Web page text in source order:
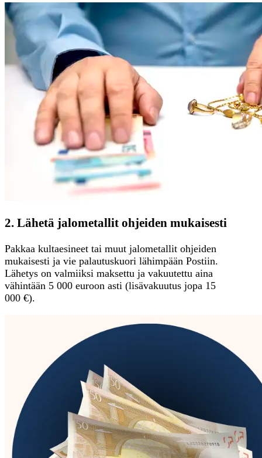
2. Lähetä jalometallit ohjeiden mukaisesti
Pakkaa kultaesineet tai muut jalometallit ohjeiden
mukaisesti ja vie palautuskuori lähimpään Postiin.
Lähetys on valmiiksi maksettu ja vakuutettu aina
vähintään 5 000 euroon asti (lisävakuutus jopa 15
000 €).